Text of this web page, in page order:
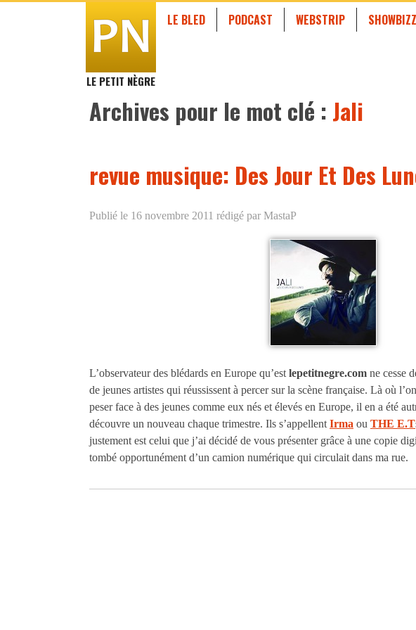
LE PETIT NÈGRE
LE BLED PODCAST WEBSTRIP SHOWBIZZ
Archives pour le mot clé : Jali
revue musique: Des Jour Et Des
Publié le 16 novembre 2011 rédigé par MastaP
L’observateur des blédards en Europe qu’est lepetitnegre.com ne cesse
de jeunes artistes qui réussissent à percer sur la scène française. Là où
peser face à des jeunes comme eux nés et élevés en Europe, il en a été
découvre un nouveau chaque trimestre. Ils s’appellent Irma ou THE E.T
justement est celui que j’ai décidé de vous présenter grâce à une copie
tombé opportunément d’un camion numérique qui circulait dans ma rue.